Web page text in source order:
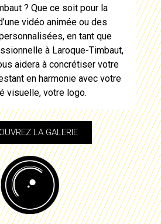
? Que ce soit pour la
vidéo animée ou des
en tant que
à Laroque-Timbaut,
aidera à concrétiser votre
en harmonie avec votre
visuelle, votre logo.
LA GALERIE